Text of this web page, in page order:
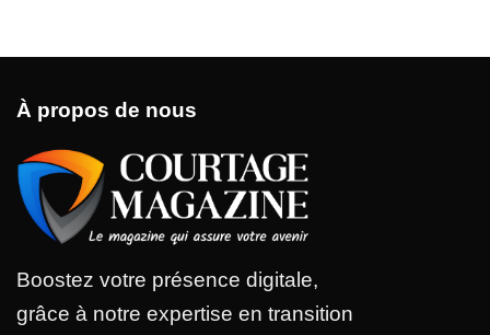
À propos de nous
Boostez votre présence digitale,
grâce à notre expertise en transition